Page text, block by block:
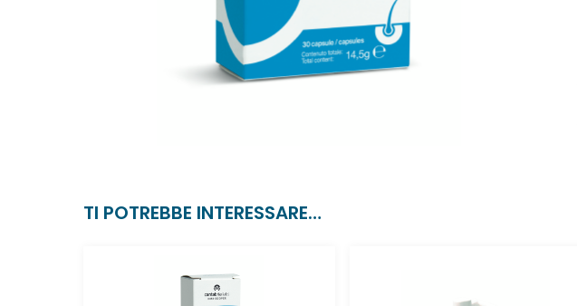
TI POTREBBE INTERESSARE…